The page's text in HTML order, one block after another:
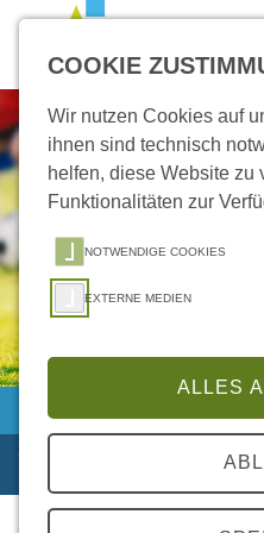
Zum Inhalt springen Zur
Wandern
COOKIE
Wir nutzen Cookies auf
ihnen sind technisch
helfen, diese Website zu
Funktionalitäten zur
NOTWENDIGE COOKIES
EXTERNE MEDIEN
ALLES